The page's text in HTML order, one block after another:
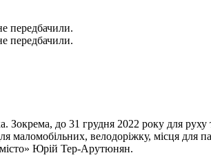
передбачили.
передбачили.
Зокрема, до 31 грудня 2022 року для руху
маломобільних, велодоріжку, місця
Юрій Тер-Арутюнян.